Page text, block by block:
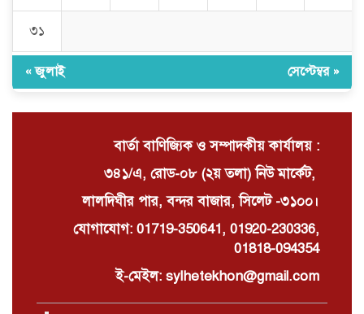
সম্মেলন চারটি নৌকা দখল ও নগদ টাকা
৩১
« জুলাই সেপ্টেম্বর »
বার্তা বাণিজ্যিক ও সম্পাদকীয় কার্যালয় :
৩৪১/এ, রোড-০৮ (২য় তলা) নিউ মার্কেট,
লালদিঘীর পার, বন্দর বাজার, সিলেট -৩১০০।
যোগাযোগ: 01719-350641, 01920-230336,
01818-094354
ই-মেইল: sylhetekhon@gmail.com